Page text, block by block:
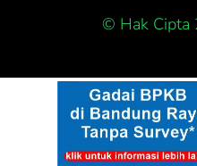
© Hak Cipta